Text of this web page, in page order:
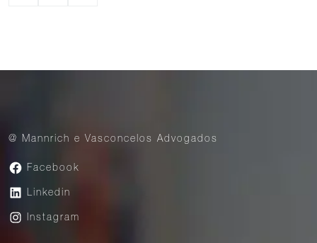
@ Mannrich e Vasconcelos Advogados
Facebook
Linkedin
Instagram